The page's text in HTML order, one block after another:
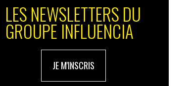
LES NEWSLETTERS DU
GROUPE INFLUENCIA
JE M'INSCRIS